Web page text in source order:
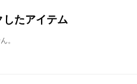
たアイテム
。